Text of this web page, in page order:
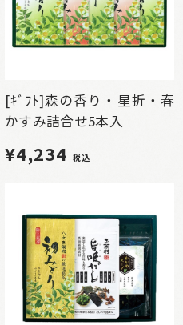
[ｷﾞﾌﾄ]森の香り・星折・春
かすみ詰合せ5本入
¥4,234 税込